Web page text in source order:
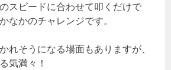
スピードに合わせて叩くだけで
なかのチャレンジです。
れそうになる場面もありますが、
気満々！